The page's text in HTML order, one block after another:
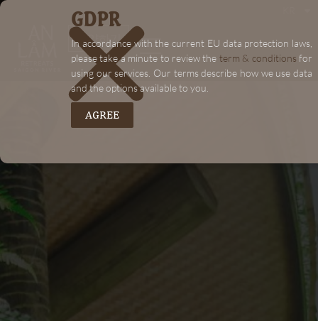
예약하기
"+chaty_settings.lang.emoji_picker+"
"+chaty_settings.lang.emoji_picker+"
GDPR
In accordance with the current EU data protection laws,
please take a minute to review the term & conditions for
using our services. Our terms describe how we use data
and the options available to you.
AGREE